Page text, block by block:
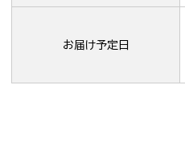
お届け予定日